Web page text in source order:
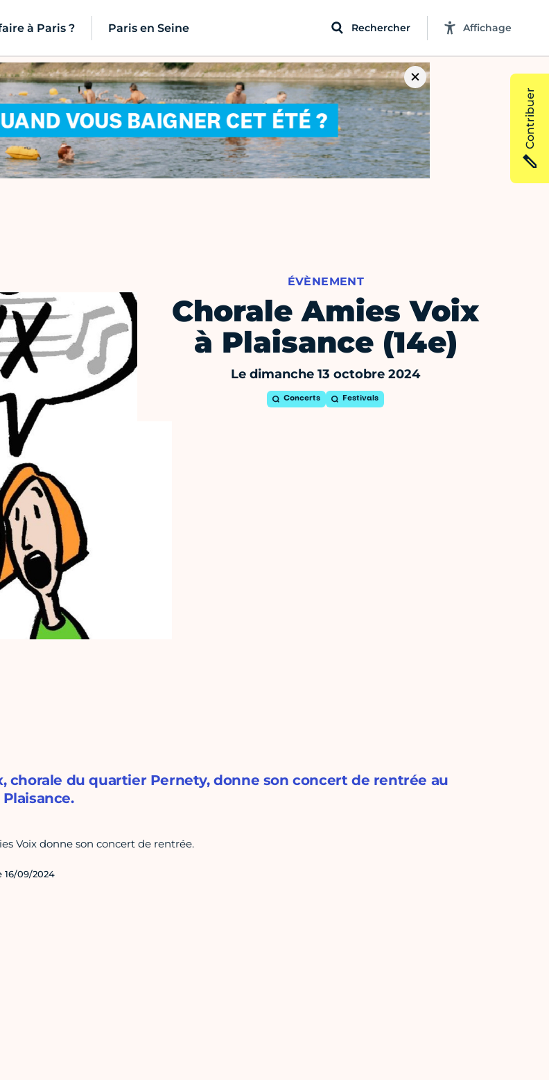
à Paris ? Paris en Seine Rechercher Affichage
ÉVÈNEMENT
Chorale Amies Voix
à Plaisance (14e)
Le dimanche 13 octobre 2024
Concerts Festivals
chorale du quartier Pernety, donne son concert de rentrée au
Voix donne son concert de rentrée.
16/09/2024
Contribuer